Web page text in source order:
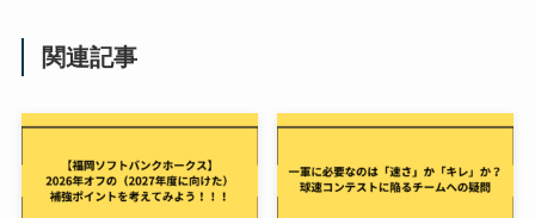
関連記事